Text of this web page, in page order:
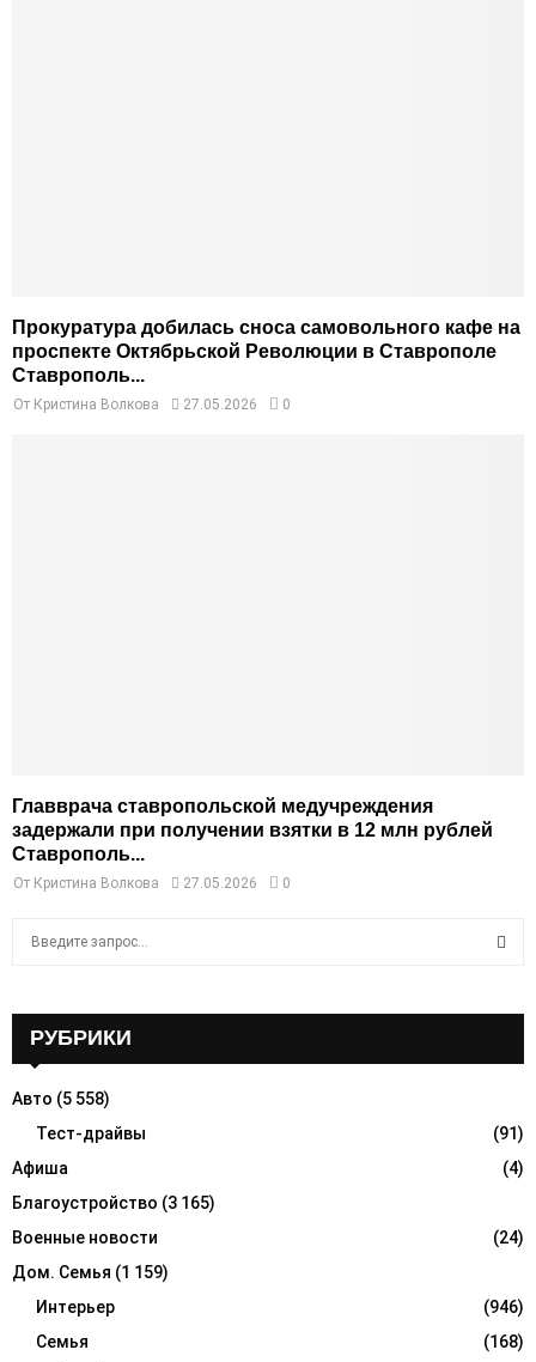
Прокуратура добилась сноса самовольного кафе на
проспекте Октябрьской Революции в Ставрополе
Ставрополь...
От Кристина Волкова 27.05.2026 0
Главврача ставропольской медучреждения
задержали при получении взятки в 12 млн рублей
Ставрополь...
От Кристина Волкова 27.05.2026 0
o
R
C
H
РУБРИКИ
Авто (5 558)
Тест-драйвы
(91)
Афиша
(4)
Благоустройство (3 165)
Военные новости
(24)
Дом. Семья (1 159)
Интерьер
(946)
Семья
(168)